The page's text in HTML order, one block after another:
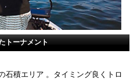
トーナメント
石積エリア 。タイミング良くトロ